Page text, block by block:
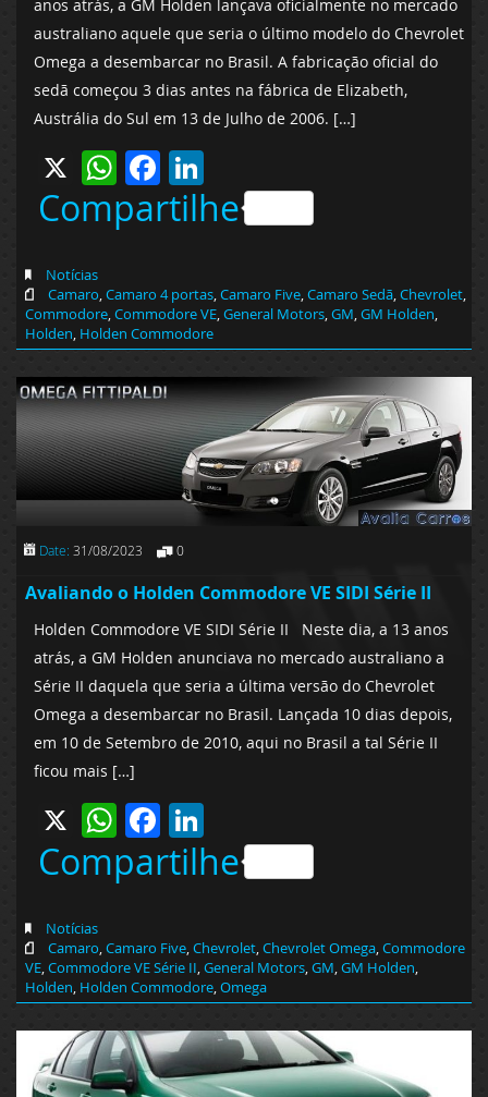
anos atrás, a GM Holden lançava oficialmente no mercado
australiano aquele que seria o último modelo do Chevrolet
Omega a desembarcar no Brasil. A fabricação oficial do
sedã começou 3 dias antes na fábrica de Elizabeth,
Austrália do Sul em 13 de Julho de 2006. […]
X WhatsApp
Facebook
Compartilhe
Notícias
Camaro,Camaro 4 portas,Camaro Five,Camaro Sedã,Chevrolet,
Commodore,Commodore VE,General Motors,GM,GM Holden,
Holden, Holden Commodore
Date: 31/08/2023 0
Avaliando o Holden Commodore VE SIDI Série II
Holden Commodore VE SIDI Série II Neste dia, a 13 anos
atrás, a GM Holden anunciava no mercado australiano a
Série II daquela que seria a última versão do Chevrolet
Omega a desembarcar no Brasil. Lançada 10 dias depois,
em 10 de Setembro de 2010, aqui no Brasil a tal Série II
ficou mais […]
X WhatsApp
Facebook
Compartilhe
Notícias
Camaro Camaro Five Chevrolet Chevrolet Omega Commodore
VE Commodore VE Série II General Motors GM GM Holden
Holden Holden Commodore Omega